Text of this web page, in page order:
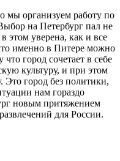
мы организуем работу по
на Петербург пал не
этом уверена, как и все
именно в Питере можно
город сочетает в себе
культуру, и при этом
Это город без политики,
нам гораздо
новым притяжением
для России.